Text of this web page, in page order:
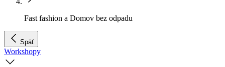
Fast fashion a Domov bez odpadu
Späť
Workshopy